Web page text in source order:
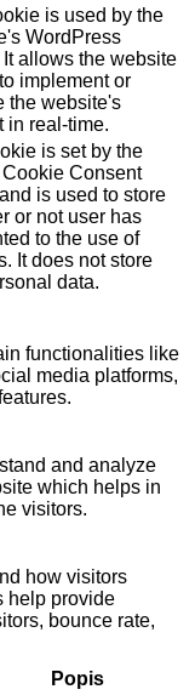
is used by the
WordPress
It allows the website
implement or
the website's
in real-time.
is set by the
Consent
is used to store
or not user has
to the use of
It does not store
data.
functionalities like
media platforms,
and analyze
which helps in
visitors.
how visitors
help provide
bounce rate,
Popis